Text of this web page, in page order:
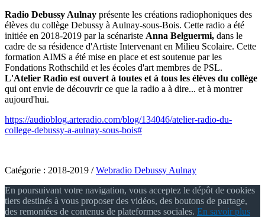
Radio Debussy Aulnay présente les créations radiophoniques des
élèves du collège Debussy à Aulnay-sous-Bois. Cette radio a été
initiée en 2018-2019 par la scénariste Anna Belguermi, dans le
cadre de sa résidence d'Artiste Intervenant en Milieu Scolaire. Cette
formation AIMS a été mise en place et est soutenue par les
Fondations Rothschild et les écoles d'art membres de PSL.
L'Atelier Radio est ouvert à toutes et à tous les élèves du collège
qui ont envie de découvrir ce que la radio a à dire... et à montrer
aujourd'hui.
https://audioblog.arteradio.com/blog/134046/atelier-radio-du-
college-debussy-a-aulnay-sous-bois#
Catégorie : 2018-2019 /Webradio Debussy Aulnay
En poursuivant votre navigation, vous acceptez le dépôt de cookies
tiers destinés à vous proposer des vidéos, des boutons de partage,
des remontées de contenus de plateformes sociales. En savoir plus